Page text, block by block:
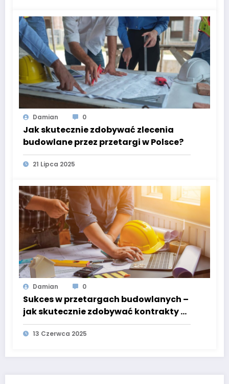
Damian 0
Jak skutecznie zdobywać zlecenia
budowlane przez przetargi w Polsce?
21 Lipca 2025
Damian 0
Sukces w przetargach budowlanych –
jak skutecznie zdobywać kontrakty w
Polsce
13 Czerwca 2025